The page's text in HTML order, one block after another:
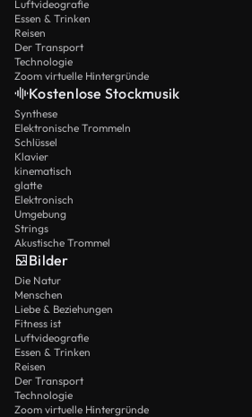
Luftvideografie
Essen & Trinken
Reisen
Der Transport
Technologie
Zoom virtuelle Hintergründe
Kostenlose Stockmusik
Synthese
Elektronische Trommeln
Schlüssel
Klavier
kinematisch
glatte
Elektronisch
Umgebung
Strings
Akustische Trommel
Bilder
Die Natur
Menschen
Liebe & Beziehungen
Fitness ist
Luftvideografie
Essen & Trinken
Reisen
Der Transport
Technologie
Zoom virtuelle Hintergründe